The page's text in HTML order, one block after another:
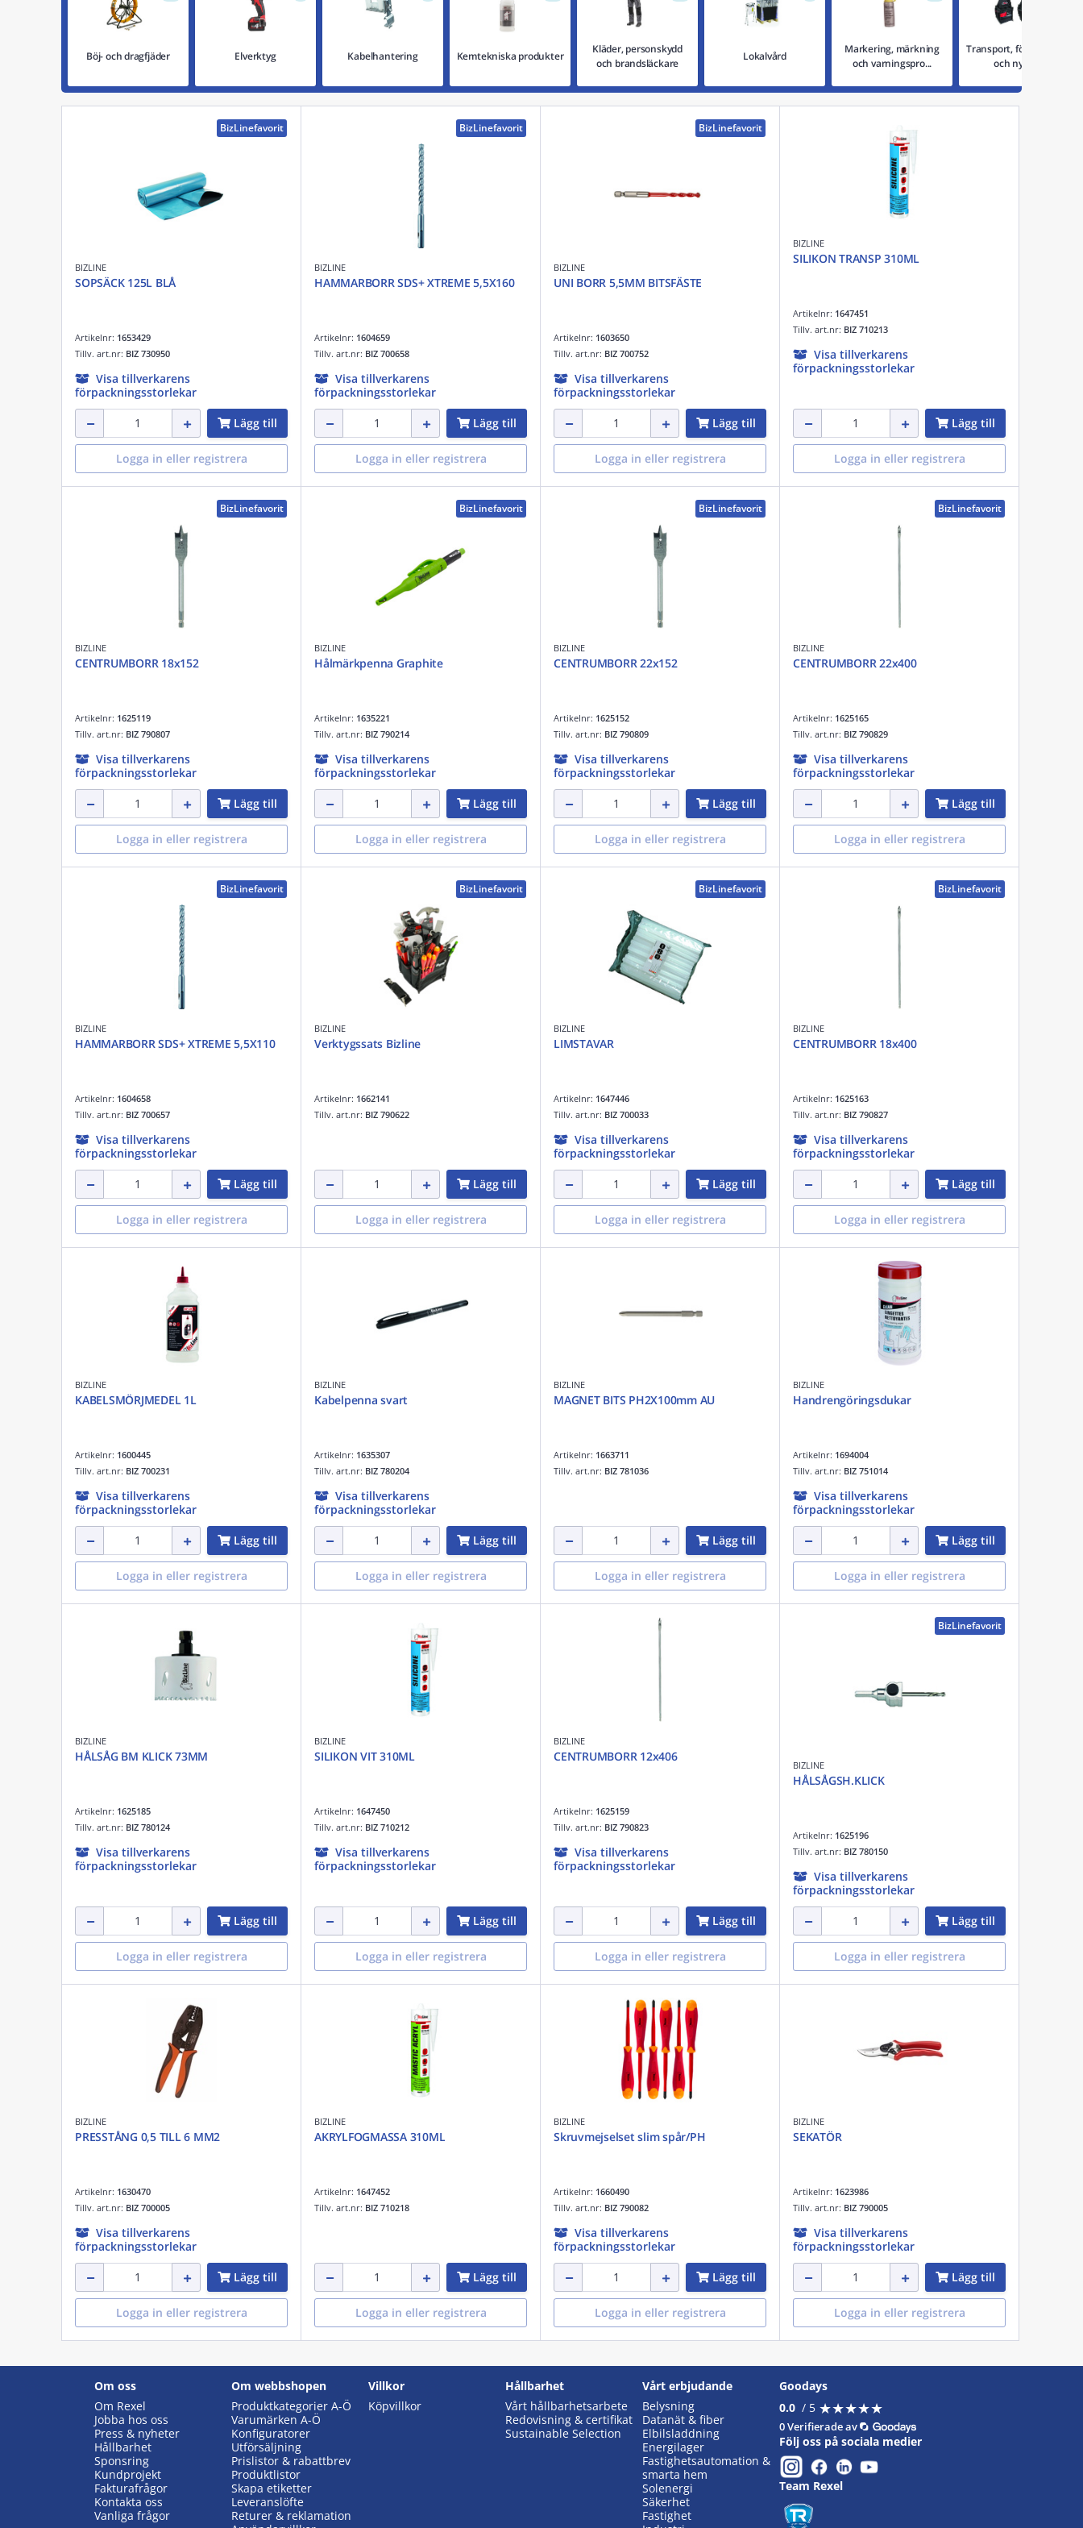
Böj- och dragfjäder Elverktyg Kabelhantering Kemtekniska produkter
Kläder, personskydd
och brandsläckare
Lokalvård
Markering, märkning
och varningspro...
Transport, förvaring, lås
och nycklar
BizLinefavorit
BIZLINE
SOPSÄCK 125L BLÅ
Artikelnr: 1653429
Tillv. art.nr: BIZ 730950
Visa tillverkarens
förpackningsstorlekar
Lägg till
Logga in eller registrera
BizLinefavorit
BIZLINE
HAMMARBORR SDS+ XTREME 5,5X160
Artikelnr: 1604659
Tillv. art.nr: BIZ 700658
Visa tillverkarens
förpackningsstorlekar
Lägg till
Logga in eller registrera
BizLinefavorit
BIZLINE
UNI BORR 5,5MM BITSFÄSTE
Artikelnr: 1603650
Tillv. art.nr: BIZ 700752
Visa tillverkarens
förpackningsstorlekar
Lägg till
Logga in eller registrera
BIZLINE
SILIKON TRANSP 310ML
Artikelnr: 1647451
Tillv. art.nr: BIZ 710213
Visa tillverkarens
förpackningsstorlekar
Lägg till
Logga in eller registrera
BizLinefavorit
BIZLINE
CENTRUMBORR 18x152
Artikelnr: 1625119
Tillv. art.nr: BIZ 790807
Visa tillverkarens
förpackningsstorlekar
Lägg till
Logga in eller registrera
BizLinefavorit
BIZLINE
Hålmärkpenna Graphite
Artikelnr: 1635221
Tillv. art.nr: BIZ 790214
Visa tillverkarens
förpackningsstorlekar
Lägg till
Logga in eller registrera
BizLinefavorit
BIZLINE
CENTRUMBORR 22x152
Artikelnr: 1625152
Tillv. art.nr: BIZ 790809
Visa tillverkarens
förpackningsstorlekar
Lägg till
Logga in eller registrera
BizLinefavorit
BIZLINE
CENTRUMBORR 22x400
Artikelnr: 1625165
Tillv. art.nr: BIZ 790829
Visa tillverkarens
förpackningsstorlekar
Lägg till
Logga in eller registrera
BizLinefavorit
BIZLINE
HAMMARBORR SDS+ XTREME 5,5X110
Artikelnr: 1604658
Tillv. art.nr: BIZ 700657
Visa tillverkarens
förpackningsstorlekar
Lägg till
Logga in eller registrera
BizLinefavorit
BIZLINE
Verktygssats Bizline
Artikelnr: 1662141
Tillv. art.nr: BIZ 790622
Lägg till
Logga in eller registrera
BizLinefavorit
BIZLINE
LIMSTAVAR
Artikelnr: 1647446
Tillv. art.nr: BIZ 700033
Visa tillverkarens
förpackningsstorlekar
Lägg till
Logga in eller registrera
BizLinefavorit
BIZLINE
CENTRUMBORR 18x400
Artikelnr: 1625163
Tillv. art.nr: BIZ 790827
Visa tillverkarens
förpackningsstorlekar
Lägg till
Logga in eller registrera
BIZLINE
KABELSMÖRJMEDEL 1L
Artikelnr: 1600445
Tillv. art.nr: BIZ 700231
Visa tillverkarens
förpackningsstorlekar
Lägg till
Logga in eller registrera
BIZLINE
Kabelpenna svart
Artikelnr: 1635307
Tillv. art.nr: BIZ 780204
Visa tillverkarens
förpackningsstorlekar
Lägg till
Logga in eller registrera
BIZLINE
MAGNET BITS PH2X100mm AU
Artikelnr: 1663711
Tillv. art.nr: BIZ 781036
Lägg till
Logga in eller registrera
BIZLINE
Handrengöringsdukar
Artikelnr: 1694004
Tillv. art.nr: BIZ 751014
Visa tillverkarens
förpackningsstorlekar
Lägg till
Logga in eller registrera
BIZLINE
HÅLSÅG BM KLICK 73MM
Artikelnr: 1625185
Tillv. art.nr: BIZ 780124
Visa tillverkarens
förpackningsstorlekar
Lägg till
Logga in eller registrera
BIZLINE
SILIKON VIT 310ML
Artikelnr: 1647450
Tillv. art.nr: BIZ 710212
Visa tillverkarens
förpackningsstorlekar
Lägg till
Logga in eller registrera
BIZLINE
CENTRUMBORR 12x406
Artikelnr: 1625159
Tillv. art.nr: BIZ 790823
Visa tillverkarens
förpackningsstorlekar
Lägg till
Logga in eller registrera
BizLinefavorit
BIZLINE
HÅLSÅGSH.KLICK
Artikelnr: 1625196
Tillv. art.nr: BIZ 780150
Visa tillverkarens
förpackningsstorlekar
Lägg till
Logga in eller registrera
BIZLINE
PRESSTÅNG 0,5 TILL 6 MM2
Artikelnr: 1630470
Tillv. art.nr: BIZ 700005
Visa tillverkarens
förpackningsstorlekar
Lägg till
Logga in eller registrera
BIZLINE
AKRYLFOGMASSA 310ML
Artikelnr: 1647452
Tillv. art.nr: BIZ 710218
Lägg till
Logga in eller registrera
BIZLINE
Skruvmejselset slim spår/PH
Artikelnr: 1660490
Tillv. art.nr: BIZ 790082
Visa tillverkarens
förpackningsstorlekar
Lägg till
Logga in eller registrera
BIZLINE
SEKATÖR
Artikelnr: 1623986
Tillv. art.nr: BIZ 790005
Visa tillverkarens
förpackningsstorlekar
Lägg till
Logga in eller registrera
Om oss
Om Rexel
Jobba hos oss
Press & nyheter
Hållbarhet
Sponsring
Kundprojekt
Fakturafrågor
Kontakta oss
Vanliga frågor
Om webbshopen
Produktkategorier A-Ö
Varumärken A-Ö
Konfiguratorer
Utförsäljning
Prislistor & rabattbrev
Produktlistor
Skapa etiketter
Leveranslöfte
Returer & reklamation
Villkor
Köpvillkor
Hållbarhet
Vårt hållbarhetsarbete
Redovisning & certifikat
Sustainable Selection
Vårt erbjudande
Belysning
Datanät & fiber
Elbilsladdning
Energilager
Fastighetsautomation &
smarta hem
Solenergi
Säkerhet
Fastighet
Goodays
0.0 / 5 ★★★★★
★★★★★
0 Verifierade av
Följ oss på sociala medier
Team Rexel